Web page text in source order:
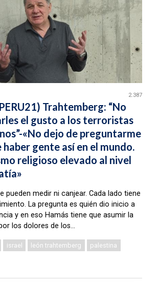
2.387
Trahtemberg: “No
el gusto a los terroristas
«No dejo de preguntarme
haber gente así en el mundo.
religioso elevado al nivel
pueden medir ni canjear. Cada lado tiene
La pregunta es quién dio inicio a
y en eso Hamás tiene que asumir la
los dolores de los...
israel león trahtemberg palestina